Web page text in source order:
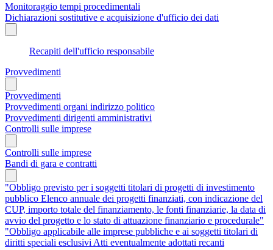
Monitoraggio tempi procedimentali
Dichiarazioni sostitutive e acquisizione d'ufficio dei dati
Recapiti dell'ufficio responsabile
Provvedimenti
Provvedimenti
Provvedimenti organi indirizzo politico
Provvedimenti dirigenti amministrativi
Controlli sulle imprese
Controlli sulle imprese
Bandi di gara e contratti
"Obbligo previsto per i soggetti titolari di progetti di investimento
pubblico Elenco annuale dei progetti finanziati, con indicazione del
CUP, importo totale del finanziamento, le fonti finanziarie, la data di
avvio del progetto e lo stato di attuazione finanziario e procedurale"
"Obbligo applicabile alle imprese pubbliche e ai soggetti titolari di
diritti speciali esclusivi Atti eventualmente adottati recanti